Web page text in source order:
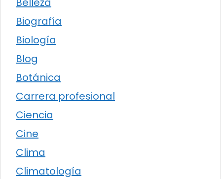
Biografía
Biología
Blog
Botánica
Carrera profesional
Ciencia
Cine
Clima
Climatología